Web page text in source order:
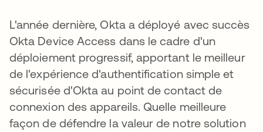
L'année dernière, Okta a déployé avec succès
Okta Device Access dans le cadre d'un
déploiement progressif, apportant le meilleur
de l'expérience d'authentification simple et
sécurisée d'Okta au point de contact de
connexion des appareils. Quelle meilleure
façon de défendre la valeur de notre solution